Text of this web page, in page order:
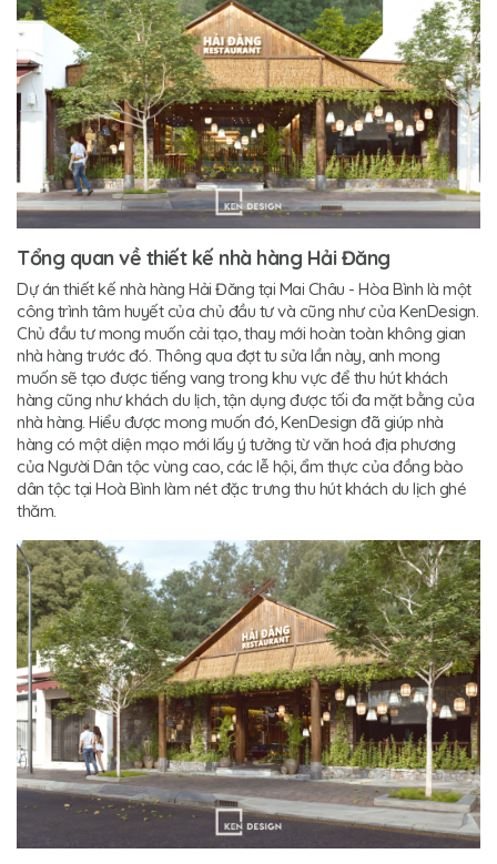
Tổng quan về thiết kế nhà hàng Hải Đăng
Dự án thiết kế nhà hàng Hải Đăng tại Mai Châu - Hòa Bình là một
công trình tâm huyết của chủ đầu tư và cũng như của KenDesign.
Chủ đầu tư mong muốn cải tạo, thay mới hoàn toàn không gian
nhà hàng trước đó. Thông qua đợt tu sửa lần này, anh mong
muốn sẽ tạo được tiếng vang trong khu vực để thu hút khách
hàng cũng như khách du lịch, tận dụng được tối đa mặt bằng của
nhà hàng. Hiểu được mong muốn đó, KenDesign đã giúp nhà
hàng có một diện mạo mới lấy ý tưởng từ văn hoá địa phương
của Người Dân tộc vùng cao, các lễ hội, ẩm thực của đồng bào
dân tộc tại Hoà Bình làm nét đặc trưng thu hút khách du lịch ghé
thăm.